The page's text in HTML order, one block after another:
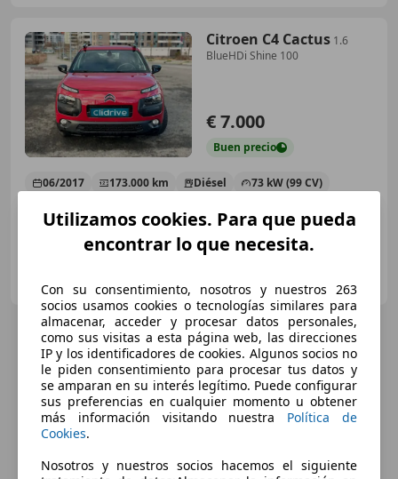
Citroen C4 Cactus 1.6
BlueHDi Shine 100
€ 7.000
Buen precio
06/2017 173.000 km Diésel 73 kW (99 CV)
ES-28006 MADRID
Utilizamos cookies. Para que pueda
encontrar lo que necesita.
Con su consentimiento, nosotros y nuestros 263
socios usamos cookies o tecnologías similares para
almacenar, acceder y procesar datos personales,
como sus visitas a esta página web, las direcciones
IP y los identificadores de cookies. Algunos socios no
le piden consentimiento para procesar tus datos y
se amparan en su interés legítimo. Puede configurar
sus preferencias en cualquier momento u obtener
más información visitando nuestra Política de
Cookies.
Nosotros y nuestros socios hacemos el siguiente